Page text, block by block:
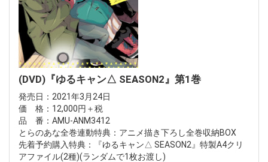
(DVD)『ゆるキャン△ SEASON2』第1巻
発売日：2021年3月24日
価 格：12,000円＋税
品 番：AMU-ANM3412
とらのあな全巻連動特典：アニメ描き下ろし全巻収納BOX
先着予約購入特典：『ゆるキャン△ SEASON2』特製A4クリ
アファイル(2種)(ランダムで1枚お渡し)